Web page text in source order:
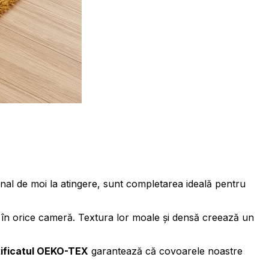
de moi la atingere, sunt completarea ideală pentru
orice cameră. Textura lor moale și densă creează un
OEKO-TEX garantează că covoarele noastre
traficul pe site-ul nostru.
Aceste cookie-uri nu